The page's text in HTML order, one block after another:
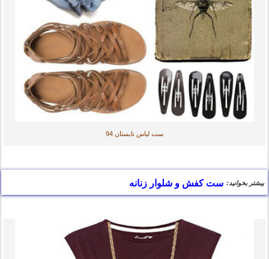
ست لباس تابستان 94
بیشتر بخوانید: ست کفش و شلوار زنانه